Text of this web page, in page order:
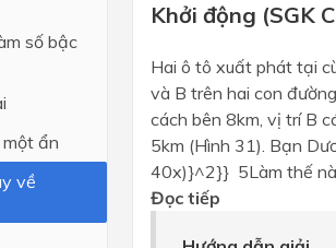
số bậc
ẩn
về
Khởi động (SGK
Hai ô tô xuất phát tại
và B trên hai con
cách bên 8km, vị trí B
5km (Hình 31). Bạn
40x)}^2}} 5Làm thế
Đọc tiếp